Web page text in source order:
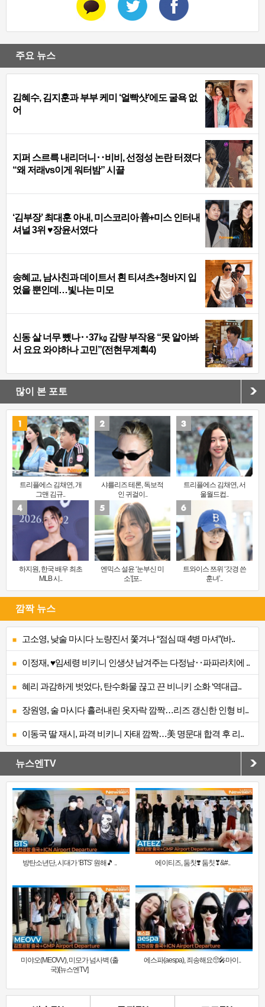
주요 뉴스
김혜수, 김지훈과 부부 케미 ‘얼빡샷’에도 굴욕 없
어
지퍼 스르륵 내리더니‥비비, 선정성 논란 터졌다
“왜 저래vs이게 워터밤” 시끌
‘김부장’ 최대훈 아내, 미스코리아 善+미스 인터내
셔널 3위 ♥장윤서였다
송혜교, 남사친과 데이트서 흰 티셔츠+청바지 입
었을 뿐인데…빛나는 미모
신동 살 너무 뺐나‥37㎏ 감량 부작용 “못 알아봐
서 요요 와야하나 고민”(전현무계획4)
많이 본 포토
트리플에스 김채연, 개
그맨 김규..
샤를리즈 테론, 독보적
인 귀걸이..
트리플에스 김채연, 서
울월드컵..
하지원, 한국 배우 최초
MLB 시..
엔믹스 설윤 ‘눈부신 미
소’[포..
트와이스 쯔위 ‘갓경 쓴
훈녀’..
깜짝 뉴스
고소영, 낮술 마시다 노량진서 쫓겨나 “점심 때 4병 마셔”(바..
이정재, ♥임세령 비키니 인생샷 남겨주는 다정남‥파파라치에 ..
혜리 과감하게 벗었다, 탄수화물 끊고 끈 비니키 소화 ‘역대급..
장원영, 술 마시다 흘러내린 옷자락 깜짝…리즈 갱신한 인형 비..
이동국 딸 재시, 파격 비키니 자태 깜짝…美 명문대 합격 후 리..
뉴스엔TV
방탄소년단, 시대가 ‘BTS’ 원해🎵 .. 에이티즈, 둠칫❣️ 둠칫❣&#..
미야오(MEOVV), 미모가 넘사벽 (출
국)[뉴스엔TV]
에스파(aespa), 죄송해요🥺🎤마이..